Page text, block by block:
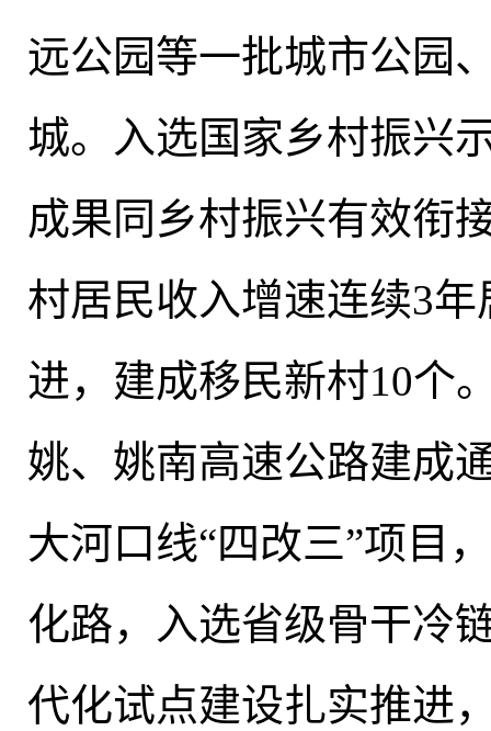
远公园等一批城市公园
城。入选国家乡村振兴
成果同乡村振兴有效衔
村居民收入增速连续3
进，建成移民新村10个
姚、姚南高速公路建成
大河口线“四改三”项目
化路， 入选省级骨干冷
代化试点建设扎实推进